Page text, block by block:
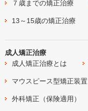
７歳までの矯正治療
13～15歳の矯正治療
成人矯正治療
成人矯正治療とは
マウスピース型矯正装置
外科矯正（保険適用）